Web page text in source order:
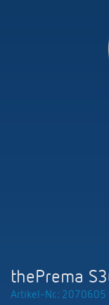
Smart
OEM-
OEM-
Zeit- und
DALI-2
Apps
Vertrieb
thePrema
Artikel-Nr.: 2070605